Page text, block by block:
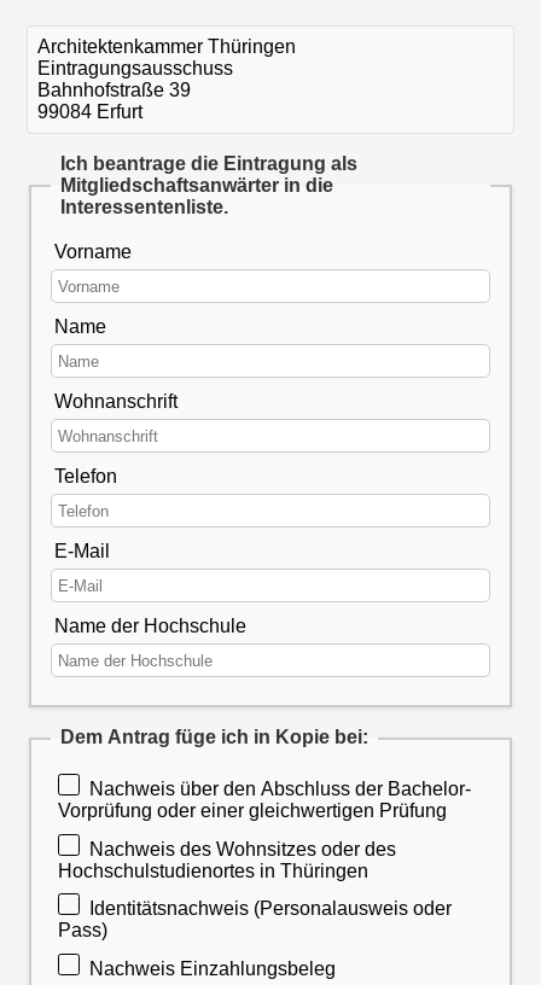
Architektenkammer Thüringen
Eintragungsausschuss
Bahnhofstraße 39
99084 Erfurt
Ich beantrage die Eintragung als
Mitgliedschaftsanwärter in die
Interessentenliste.
Vorname
Name
Wohnanschrift
Telefon
E-Mail
Name der Hochschule
Dem Antrag füge ich in Kopie bei:
Nachweis über den Abschluss der Bachelor-
Vorprüfung oder einer gleichwertigen Prüfung
Nachweis des Wohnsitzes oder des
Hochschulstudienortes in Thüringen
Identitätsnachweis (Personalausweis oder
Pass)
Nachweis Einzahlungsbeleg